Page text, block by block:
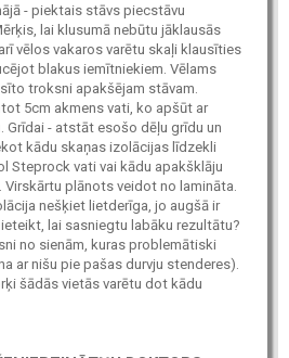
- piektais stāvs piecstāvu
lai klusumā nebūtu jāklausās
vēlos vakaros varētu skaļi klausīties
blakus iemītniekiem. Vēlams
troksni apakšējam stāvam.
5cm akmens vati, ko apšūt ar
Grīdai - atstāt esošo dēļu grīdu un
kādu skaņas izolācijas līdzekli
Steprock vati vai kādu apakšklāju
plānots veidot no lamināta.
nešķiet lietderīga, jo augšā ir
lai sasniegtu labāku rezultātu?
no sienām, kuras problemātiski
ar nišu pie pašas durvju stenderes).
šādās vietās varētu dot kādu